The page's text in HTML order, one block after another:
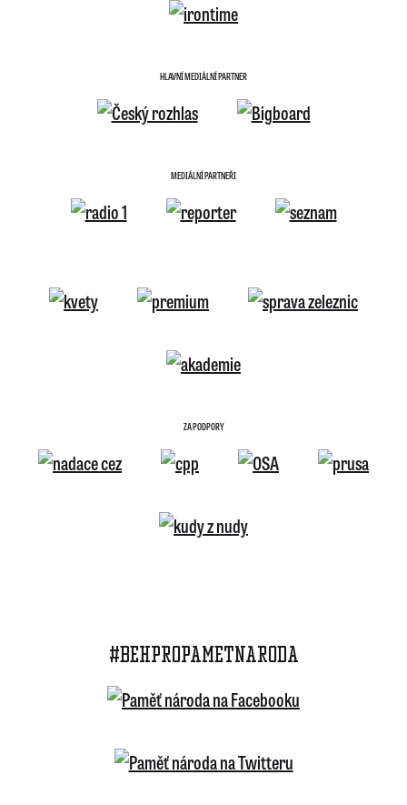
HLAVNÍ MEDIÁLNÍ PARTNER
MEDIÁLNÍ PARTNEŘI
ZA PODPORY
#BEHPROPAMETNARODA